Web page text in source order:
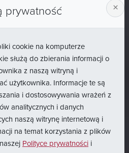
prywatność ×
cookie na komputerze
służą do zbierania informacji o
z naszą witryną i
użytkownika. Informacje te są
i dostosowywania wrażeń z
analitycznych i danych
naszą witrynę internetową i
na temat korzystania z plików
Polityce prywatności i